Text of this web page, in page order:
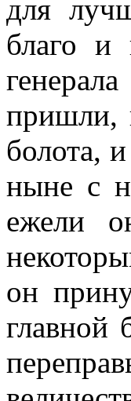
для
благо и
пришли,
болота,
ныне с
ежели
он
главной